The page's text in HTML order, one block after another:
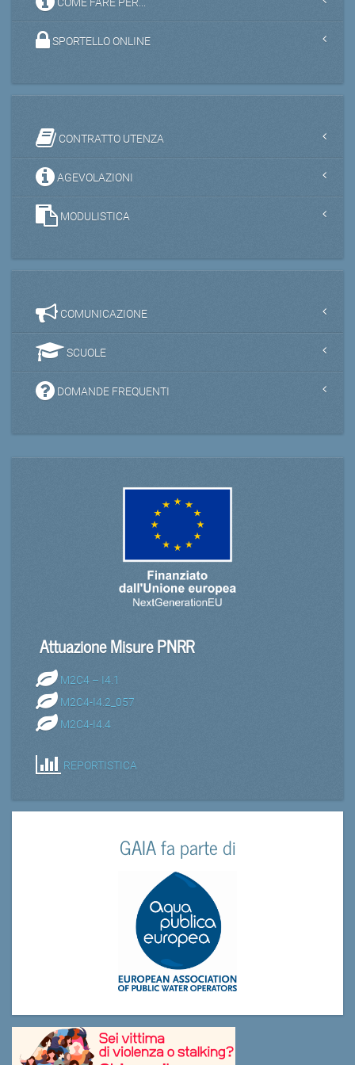
SPORTELLO ONLINE
CONTRATTO UTENZA
AGEVOLAZIONI
MODULISTICA
COMUNICAZIONE
SCUOLE
DOMANDE FREQUENTI
Attuazione Misure PNRR
M2C4 – I4.1
M2C4-I4.2_057
M2C4-I4.4
REPORTISTICA
GAIA fa parte di